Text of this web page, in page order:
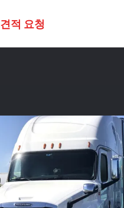
견적 요청